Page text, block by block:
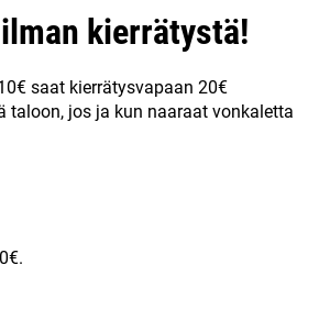
kierrätystä!
saat kierrätysvapaan 20€
taloon, jos ja kun naaraat vonkaletta